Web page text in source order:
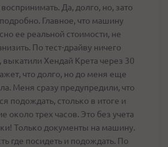
Да, долго, но, зато
Главное, что машину
ее реальной стоимости, не
По тест-драйву ничего
выкатили Хендай Крета через 30
что долго, но до меня еще
Меня сразу предупредили, что
подождать, столько в итоге и
трех часов. Это без учета
Только документы на машину.
где посидеть и подождать. По